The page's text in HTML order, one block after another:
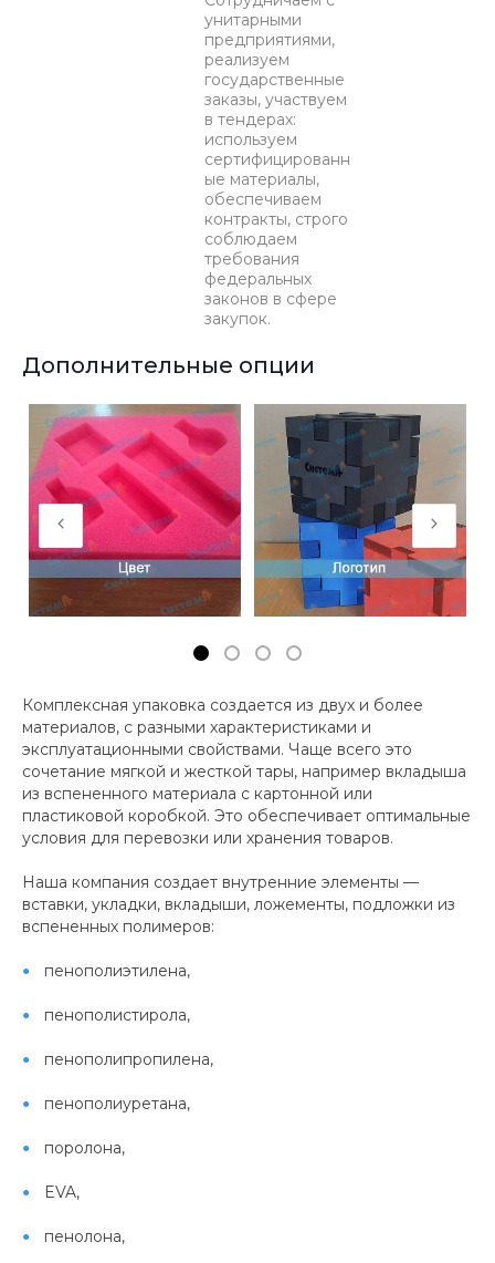
унитарными
предприятиями,
реализуем
государственные
заказы, участвуем
в тендерах:
используем
сертифицированн
ые материалы,
обеспечиваем
контракты, строго
соблюдаем
требования
федеральных
законов в сфере
закупок.
Дополнительные опции
Комплексная упаковка создается из двух и более
материалов, с разными характеристиками и
эксплуатационными свойствами. Чаще всего это
сочетание мягкой и жесткой тары, например вкладыша
из вспененного материала с картонной или
пластиковой коробкой. Это обеспечивает оптимальные
условия для перевозки или хранения товаров.
Наша компания создает внутренние элементы —
вставки, укладки, вкладыши, ложементы, подложки из
вспененных полимеров:
пенополиэтилена,
пенополистирола,
пенополипропилена,
пенополиуретана,
поролона,
EVA,
пенолона,